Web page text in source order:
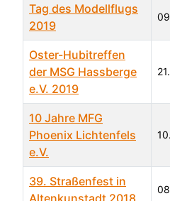
Tag des Modellflugs
2019
Oster-Hubitreffen
der MSG Hassberge
e.V. 2019
10 Jahre MFG
Phoenix Lichtenfels
e.V.
39. Straßenfest in